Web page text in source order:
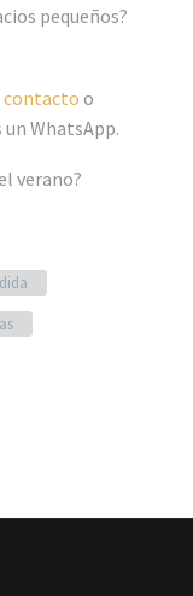
pequeños?
contacto o
WhatsApp.
verano?